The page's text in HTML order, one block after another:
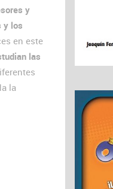
y
y los
en este
las
la